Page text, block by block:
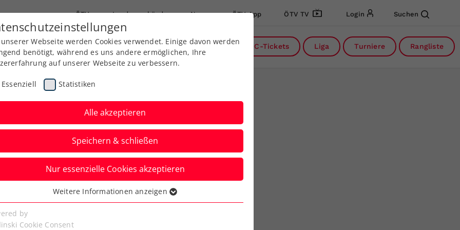
ÖTV Landesverbände News ÖTV App ÖTV TV Login Suchen
Ausbildung Services Über uns DC-Tickets Liga Turniere Rangliste
Ofner
ATP-Turnier in
Webseite werden Cookies verwendet. Einige davon werden
benötigt, während es uns andere ermöglichen, Ihre
auf unserer Webseite zu verbessern.
Essenziell Statistiken
Alle akzeptieren
Speichern & schließen
Nur essenzielle Cookies akzeptieren
Cookies werden für grundlegende Funktionen der
benötigt. Dadurch ist gewährleistet, dass die Webseite
Weitere Informationen anzeigen
by
Cookie Consent